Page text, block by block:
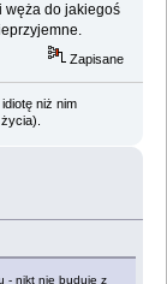
węża do jakiegoś
Zapisane
niż nim
- nikt nie buduje z